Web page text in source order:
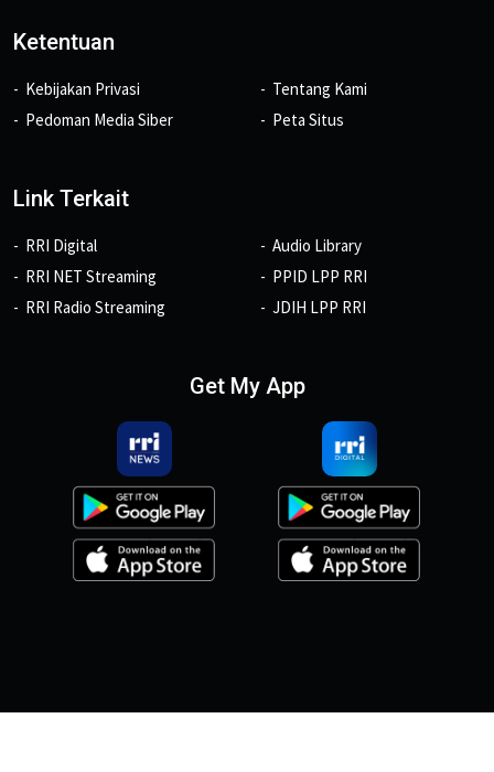
Ketentuan
Kebijakan Privasi
Pedoman Media Siber
Tentang Kami
Peta Situs
Link Terkait
RRI Digital
RRI NET Streaming
RRI Radio Streaming
Audio Library
PPID LPP RRI
JDIH LPP RRI
Get My App